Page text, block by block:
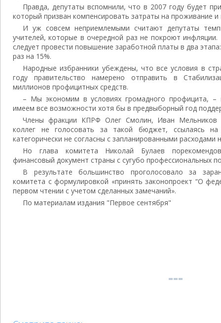
Правда, депутаты вспомнили, что в 2007 году будет
который призван компенсировать затраты на проживание
И уж совсем неприемлемыми считают депутаты
учителей, которые в очередной раз не покроют
следует провести повышение заработной платы в два
раз на 15%.
Народные избранники убеждены, что все условия в
году правительство намерено отправить в
миллионов профицитных средств.
– Мы экономим в условиях громадного профицита, –
имеем все возможности хотя бы в предвыборный год
Члены фракции КПРФ Олег Смолин, Иван Мельников
коллег не голосовать за такой бюджет, ссылаясь
категорически не согласны с запланированными расходами
Но глава комитета Николай Булаев
финансовый документ страны с сугубо профессиональных
В результате большинство проголосовало за
комитета с формулировкой «принять законопроект “О
первом чтении с учетом сделанных замечаний».
По материалам издания "Первое сентября"